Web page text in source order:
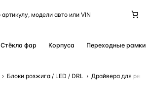
Стёкла фар Корпуса Переходные рамки
› Блоки розжига / LED / DRL › Драйвера для